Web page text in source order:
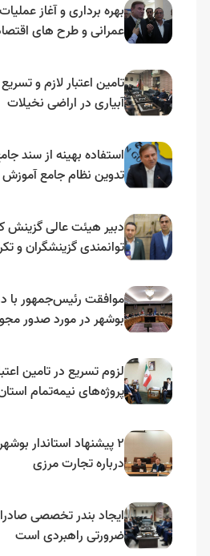
بهره برداری و آغاز
عمرانی و طرح های
تامین اعتبار لازم و
آبیاری در اراضی نخیلات
استفاده بهینه از سند
تدوین نظام جامع آموزش
دبیر هیئت عالی گزینش
توانمندی گزینشگران و
موافقت رئیس‌جمهور با
بوشهر در مورد صدور
لزوم تسریع در تامین
پروژه‌های نیمه‌تمام
۲ پیشنهاد استاندار
درباره تجارت مرزی
ایجاد بندر تخصصی
ضرورتی راهبردی است